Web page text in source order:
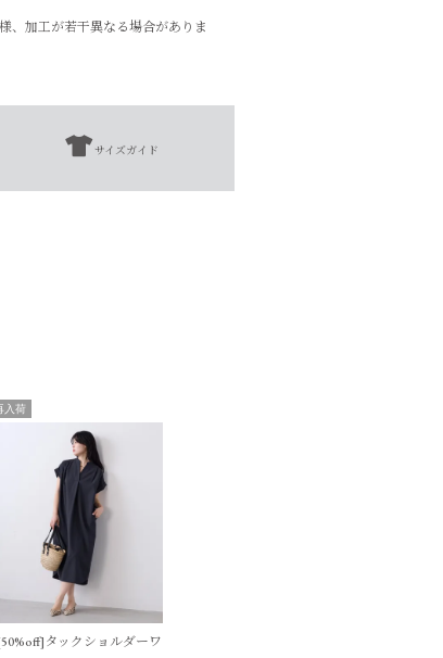
、加工が若干異なる場合がありま
14㎝
サイズガイド
ップサンダル-Ohio
入荷
タックショルダーワンピース